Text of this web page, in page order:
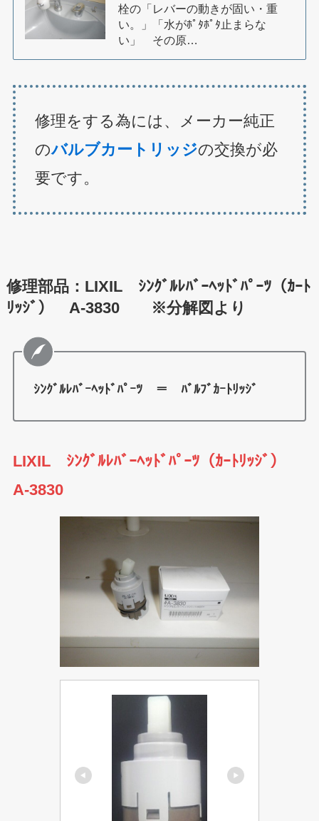
栓の「レバーの動きが固い・重
い。」「水がﾎﾟﾀﾎﾟﾀ止まらな
い」 その原…
修理をする為には、メーカー純正
のバルブカートリッジの交換が必
要です。
修理部品：LIXIL ｼﾝｸﾞﾙﾚﾊﾞｰﾍｯﾄﾞﾊﾟｰﾂ（ｶｰﾄ
ﾘｯｼﾞ） A-3830 ※分解図より
ｼﾝｸﾞﾙﾚﾊﾞｰﾍｯﾄﾞﾊﾟｰﾂ ＝ ﾊﾞﾙﾌﾞｶｰﾄﾘｯｼﾞ
LIXIL ｼﾝｸﾞﾙﾚﾊﾞｰﾍｯﾄﾞﾊﾟｰﾂ（ｶｰﾄﾘｯｼﾞ）
A-3830